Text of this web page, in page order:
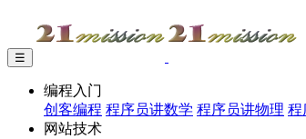
☰
编程入门
创客编程 程序员讲数学 程序员讲物理 程
网站技术